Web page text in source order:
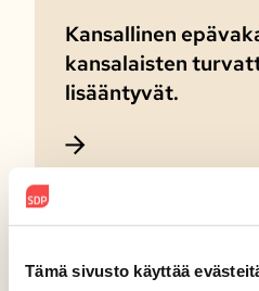
Tämä sivusto käyttää
Kansallinen
kansalaisten
lisääntyvät.
luontokato